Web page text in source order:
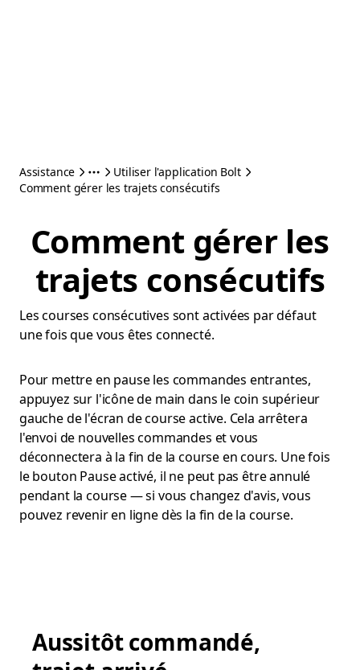
Assistance
Utiliser l'application Bolt
Comment gérer les trajets consécutifs
Comment gérer les
trajets consécutifs
Les courses consécutives sont activées par défaut
une fois que vous êtes connecté.
Pour mettre en pause les commandes entrantes,
appuyez sur l'icône de main dans le coin supérieur
gauche de l'écran de course active. Cela arrêtera
l'envoi de nouvelles commandes et vous
déconnectera à la fin de la course en cours. Une fois
le bouton Pause activé, il ne peut pas être annulé
pendant la course — si vous changez d'avis, vous
pouvez revenir en ligne dès la fin de la course.
Aussitôt commandé,